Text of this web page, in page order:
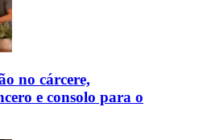
no cárcere,
e consolo para o